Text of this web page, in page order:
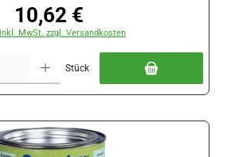
Regulärer Preis:
10,62 €
MwSt. zzgl. Versandkosten
Stück